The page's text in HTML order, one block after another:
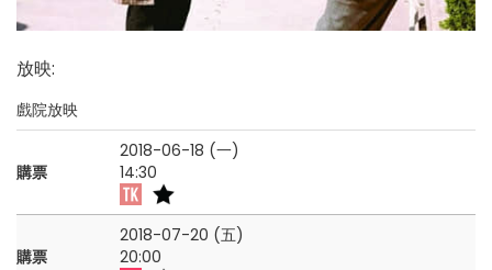
放映:
戲院放映
購票
2018-06-18 (一)
14:30
購票
2018-07-20 (五)
20:00